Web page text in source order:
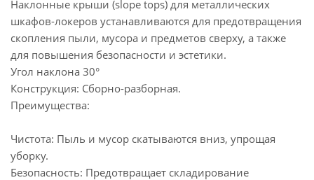
Наклонные крыши (slope tops) для металлических
шкафов-локеров устанавливаются для предотвращения
скопления пыли, мусора и предметов сверху, а также
для повышения безопасности и эстетики.
Угол наклона 30°
Конструкция: Сборно-разборная.
Преимущества:
Чистота: Пыль и мусор скатываются вниз, упрощая
уборку.
Безопасность: Предотвращает складирование